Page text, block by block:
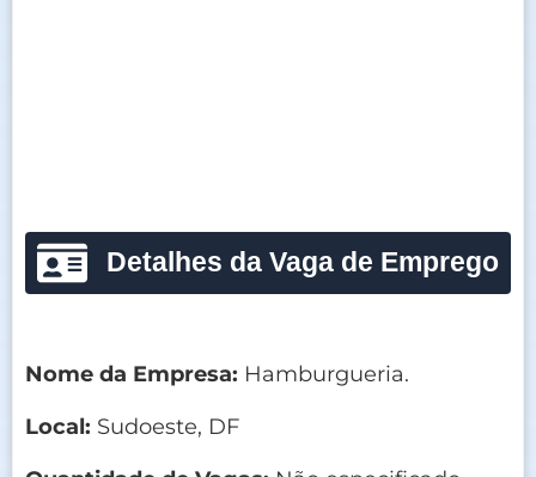
Detalhes da Vaga de Emprego
Nome da Empresa: Hamburgueria.
Local: Sudoeste, DF